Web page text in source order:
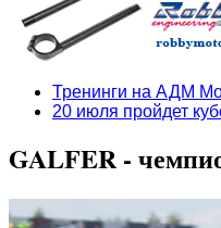
Тренинги на АДМ
20 июля пройдет
GALFER -